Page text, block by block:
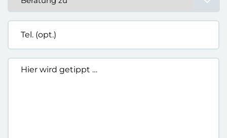
Tel.
(opt.)
Hier
wird